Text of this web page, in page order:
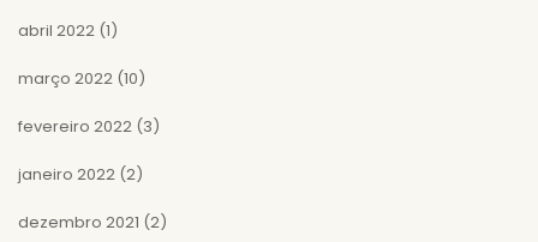
abril 2022 (1)
março 2022 (10)
fevereiro 2022 (3)
janeiro 2022 (2)
dezembro 2021 (2)